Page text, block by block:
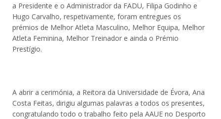
a Presidente e o Administrador da FADU, Filipa Godinho e
Hugo Carvalho, respetivamente, foram entregues os
prémios de Melhor Atleta Masculino, Melhor Equipa, Melhor
Atleta Feminina, Melhor Treinador e ainda o Prémio
Prestígio.
A abrir a cerimónia, a Reitora da Universidade de Évora, Ana
Costa Feitas, dirigiu algumas palavras a todos os presentes,
congratulando todo o trabalho feito pela AAUE no Desporto